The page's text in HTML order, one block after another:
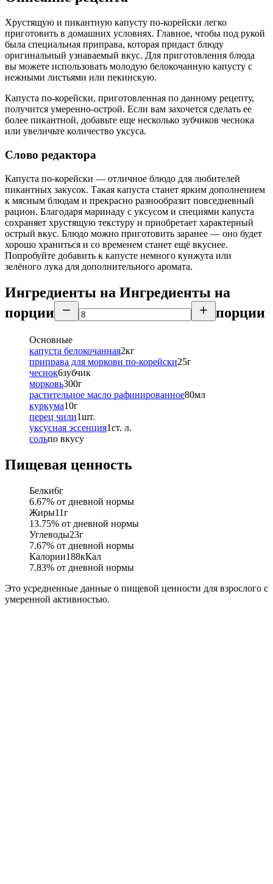
Хрустящую и пикантную капусту по-корейски легко
приготовить в домашних условиях. Главное, чтобы под рукой
была специальная приправа, которая придаст блюду
оригинальный узнаваемый вкус. Для приготовления блюда
вы можете использовать молодую белокочанную капусту с
нежными листьями или пекинскую.
Капуста по-корейски, приготовленная по данному рецепту,
получится умеренно-острой. Если вам захочется сделать ее
более пикантной, добавьте еще несколько зубчиков чеснока
или увеличьте количество уксуса.
Слово редактора
Капуста по-корейски — отличное блюдо для любителей
пикантных закусок. Такая капуста станет ярким дополнением
к мясным блюдам и прекрасно разнообразит повседневный
рацион. Благодаря маринаду с уксусом и специями капуста
сохраняет хрустящую текстуру и приобретает характерный
острый вкус. Блюдо можно приготовить заранее — оно будет
хорошо храниться и со временем станет ещё вкуснее.
Попробуйте добавить к капусте немного кунжута или
зелёного лука для дополнительного аромата.
Ингредиенты на Ингредиенты на
порции
порции
Основные
капуста белокочанная2кг
приправа для моркови по-корейски25г
чеснок6зубчик
морковь300г
растительное масло рафинированное80мл
куркума10г
перец чили1шт.
уксусная эссенция1ст. л.
сольпо вкусу
Пищевая ценность
Белки6г
6.67% от дневной нормы
Жиры11г
13.75% от дневной нормы
Углеводы23г
7.67% от дневной нормы
Калории188кКал
7.83% от дневной нормы
Это усредненные данные о пищевой ценности для взрослого с
умеренной активностью.